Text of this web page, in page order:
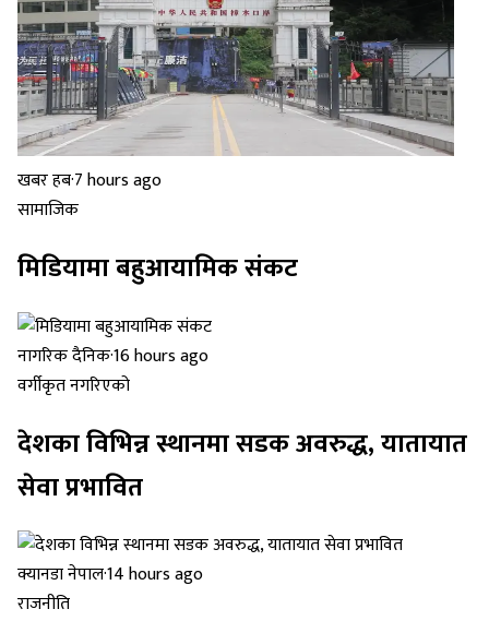
खबर हब·7 hours ago
सामाजिक
मिडियामा बहुआयामिक संकट
नागरिक दैनिक·16 hours ago
वर्गीकृत नगरिएको
देशका विभिन्न स्थानमा सडक अवरुद्ध, यातायात
सेवा प्रभावित
क्यानडा नेपाल·14 hours ago
राजनीति